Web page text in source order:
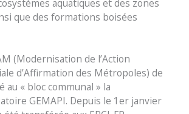
aquatiques et des zones
que des formations boisées
(Modernisation de l’Action
d’Affirmation des Métropoles) de
au « bloc communal » la
GEMAPI. Depuis le 1er janvier